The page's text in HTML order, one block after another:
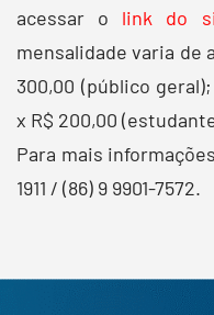
acessar o link do
mensalidade varia de
300,00 (público
x R$ 200,00
Para mais
1911 / (86) 9 9901-7572.